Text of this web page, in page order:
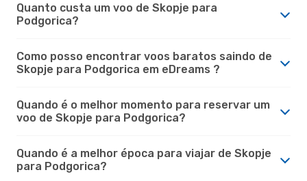
Quanto custa um voo de Skopje para
Podgorica?
Como posso encontrar voos baratos saindo de
Skopje para Podgorica em eDreams ?
Quando é o melhor momento para reservar um
voo de Skopje para Podgorica?
Quando é a melhor época para viajar de Skopje
para Podgorica?